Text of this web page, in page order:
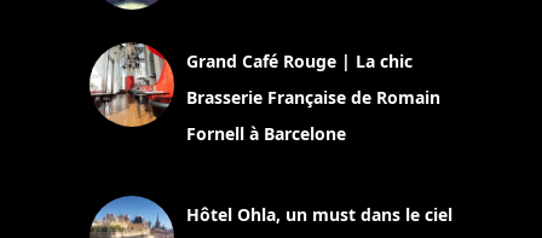
Grand Café Rouge | La chic
Brasserie Française de Romain
Fornell à Barcelone
Hôtel Ohla, un must dans le ciel